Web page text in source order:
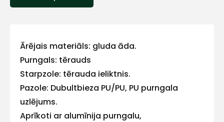
Ārējais materiāls: gluda āda.
Purngals: tērauds
Starpzole: tērauda ieliktnis.
Pazole: Dubultbieza PU/PU, PU purngala
uzlējums.
Aprīkoti ar alumīnija purngalu,
E-pasts